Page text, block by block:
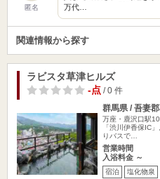
匿名
万代…
関連情報から探す
ラビスタ草津ヒルズ
-点/ 0 件
群馬県 / 吾妻
万座・鹿沢口駅
「渋川伊香保IC
りバスで…
営業時間
入浴料金 ～
宿泊 塩化物泉